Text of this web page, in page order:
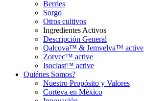
Berries
Sorgo
Otros cultivos
Ingredientes Activos
Descripción General
Qalcova™ & Jemvelva™ active
Zorvec™ active
Isoclast™ active
Quiénes Somos?
Nuestro Propósito y Valores
Corteva en México